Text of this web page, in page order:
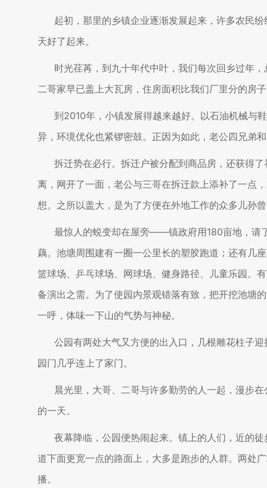
起初，那里的乡镇企业逐渐发展起来，许多农民
天好了起来。
时光荏苒，到九十年代中叶，我们每次回乡过年
二哥家早已盖上大瓦房，住房面积比我们厂里分的房
到2010年，小镇发展得越来越好。以石油机械与
异，环境优化也紧锣密鼓。正因为如此，老公四兄弟
拆迁势在必行。拆迁户被分配到商品房，还获得
离，网开了一面，老公与三哥在拆迁款上添补了一点
想。之所以盖大，是为了方便在外地工作的众多儿孙
最惊人的蜕变却在屋旁——镇政府用180亩地，请
藕。池塘周围建有一圈一公里长的塑胶跑道；还有几
篮球场、乒乓球场、网球场、健身路径、儿童乐园。
备演出之需。为了使园内景观错落有致，把开挖池塘
一呼，体味一下山的气势与神秘。
公园有两处大气又方便的出入口，几根雕花柱子
园门几乎连上了家门。
晨光里，大哥、二哥与许多勤劳的人一起，漫步
的一天。
夜幕降临，公园便热闹起来。镇上的人们，近的
道下面更宽一点的路面上，大多是跑步的人群。两处
播。